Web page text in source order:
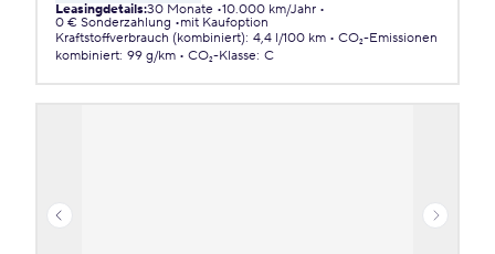
Leasingdetails:30 Monate 10.000 km/Jahr
0 € Sonderzahlung
mit Kaufoption
Kraftstoffverbrauch (kombiniert): 4,4 l/100 km
CO₂-Emissionen
kombiniert: 99 g/km CO₂-Klasse: C